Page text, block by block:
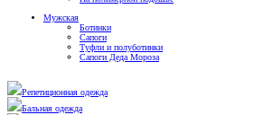
Мужская
Ботинки
Сапоги
Туфли и полуботинки
Сапоги Деда Мороза
Репетиционная одежда
Бальная одежда